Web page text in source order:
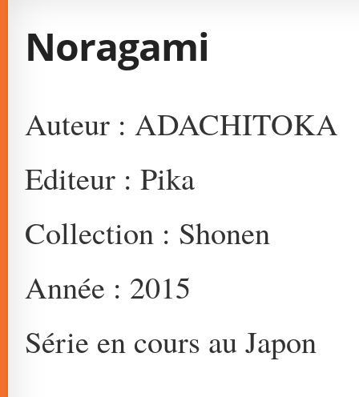
Noragami
Auteur : ADACHITOKA
Editeur : Pika
Collection : Shonen
Année : 2015
Série en cours au Japon